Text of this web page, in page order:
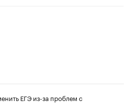
ЕГЭ из-за проблем с